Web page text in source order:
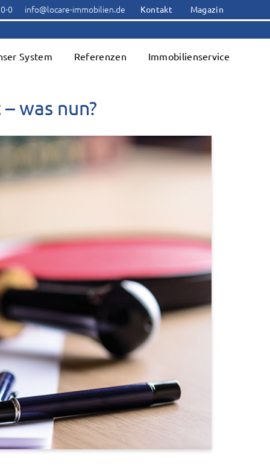
Magazin
Kontakt
0 info@locare-immobilien.de
System Referenzen Immobilienservice
was nun?